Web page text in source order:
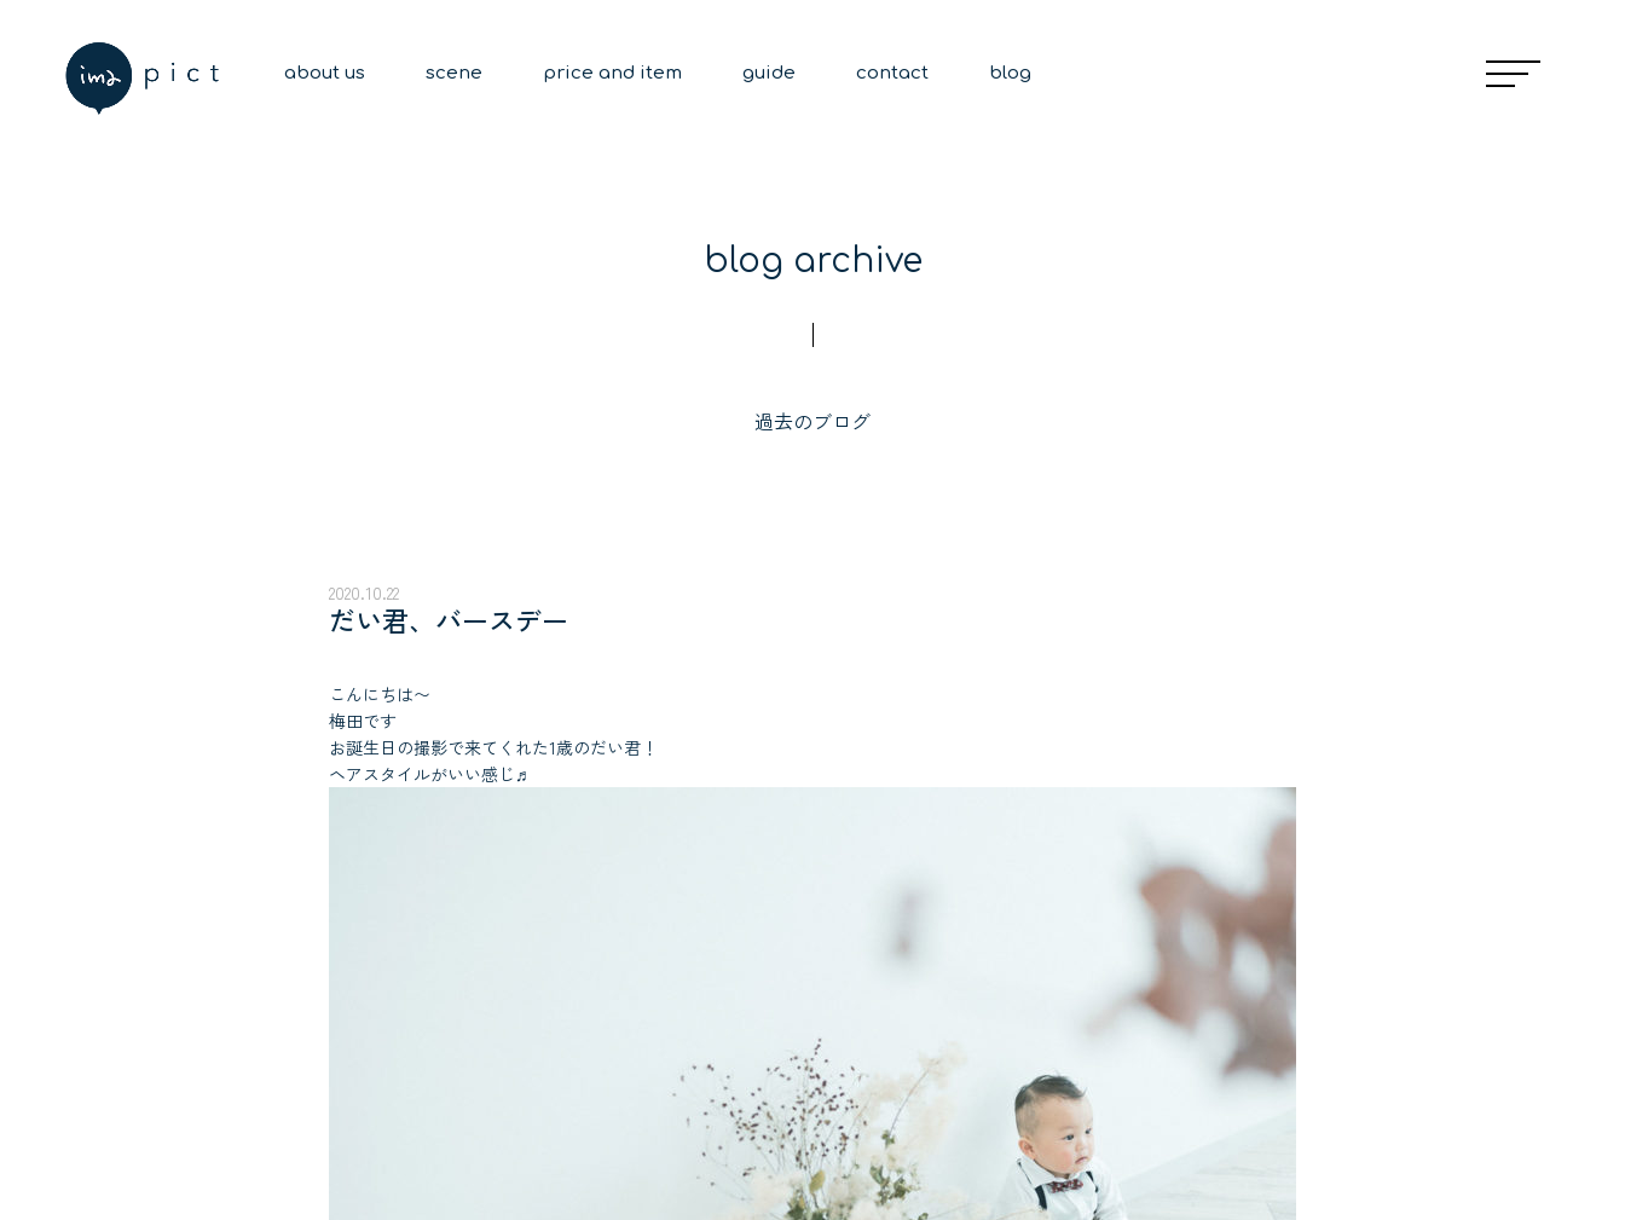
about us scene price and item guide contact blog
blog archive
過去のブログ
2020.10.22
だい君、バースデー
こんにちは〜
梅田です
お誕生日の撮影で来てくれた1歳のだい君！
ヘアスタイルがいい感じ♬